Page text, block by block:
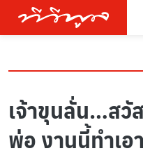
เจ้าขุนลั่น…สวั
พ่อ งานนี้ทำเ